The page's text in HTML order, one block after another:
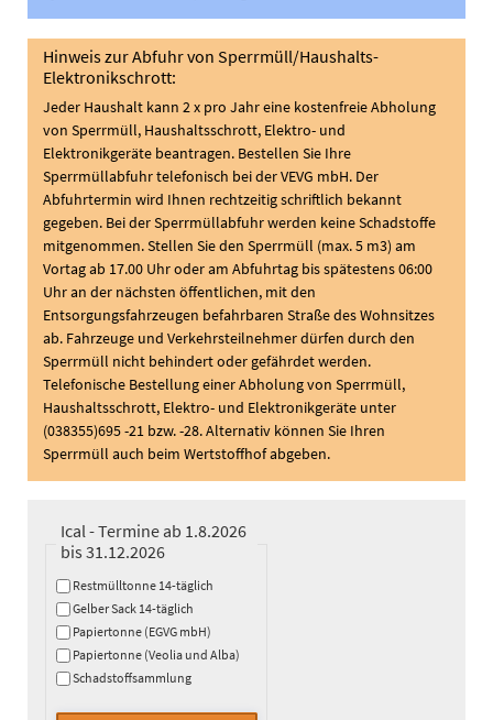
Hinweis zur Abfuhr von Sperrmüll/Haushalts-
Elektronikschrott:
Jeder Haushalt kann 2 x pro Jahr eine kostenfreie Abholung
von Sperrmüll, Haushaltsschrott, Elektro- und
Elektronikgeräte beantragen. Bestellen Sie Ihre
Sperrmüllabfuhr telefonisch bei der VEVG mbH. Der
Abfuhrtermin wird Ihnen rechtzeitig schriftlich bekannt
gegeben. Bei der Sperrmüllabfuhr werden keine Schadstoffe
mitgenommen. Stellen Sie den Sperrmüll (max. 5 m3) am
Vortag ab 17.00 Uhr oder am Abfuhrtag bis spätestens 06:00
Uhr an der nächsten öffentlichen, mit den
Entsorgungsfahrzeugen befahrbaren Straße des Wohnsitzes
ab. Fahrzeuge und Verkehrsteilnehmer dürfen durch den
Sperrmüll nicht behindert oder gefährdet werden.
Telefonische Bestellung einer Abholung von Sperrmüll,
Haushaltsschrott, Elektro- und Elektronikgeräte unter
(038355)695 -21 bzw. -28. Alternativ können Sie Ihren
Sperrmüll auch beim Wertstoffhof abgeben.
Ical - Termine ab 1.8.2026
bis 31.12.2026
Restmülltonne 14-täglich
Gelber Sack 14-täglich
Papiertonne (EGVG mbH)
Papiertonne (Veolia und Alba)
Schadstoffsammlung